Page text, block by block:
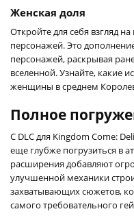
Женская доля
Откройте для себя взгляд
персонажей. Это
персонажей, раскрывая
вселенной. Узнайте, какие
женщины в среднем
Полное
С DLC для Kingdom Come:
еще глубже погрузиться в
расширения добавляют
улучшенной механики
захватывающих сюжетов,
самого требовательного